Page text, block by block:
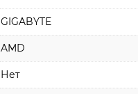
GIGABYTE
AMD
Нет